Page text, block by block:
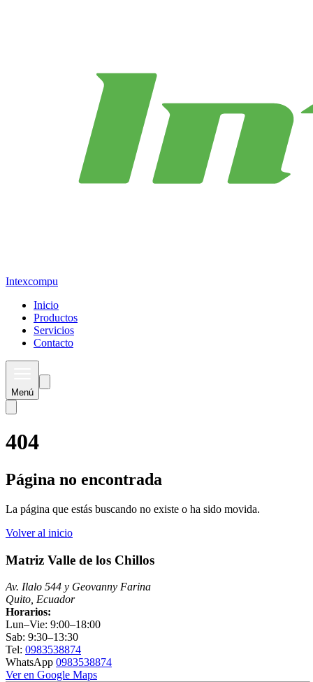
Intexcompu
Inicio
Productos
Servicios
Contacto
Menú
404
Página no encontrada
La página que estás buscando no existe o ha sido movida.
Volver al inicio
Matriz Valle de los Chillos
Av. Ilalo 544 y Geovanny Farina
Quito, Ecuador
Horarios:
Lun–Vie: 9:00–18:00
Sab: 9:30–13:30
Tel: 0983538874
WhatsApp 0983538874
Ver en Google Maps